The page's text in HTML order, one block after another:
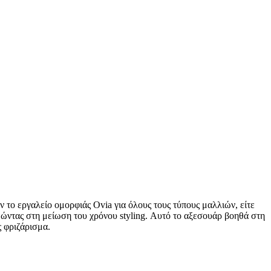
εργαλείο ομορφιάς Ovia για όλους τους τύπους μαλλιών, είτε
στη μείωση του χρόνου styling. Αυτό το αξεσουάρ βοηθά στη